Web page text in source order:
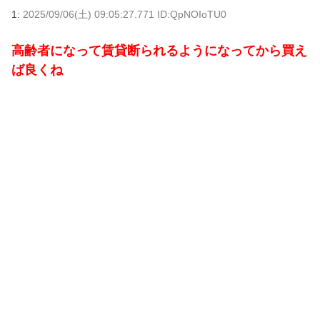
1: 2025/09/06(土) 09:05:27.771 ID:QpNOIoTU0
高齢者になって賃貸断られるようになってから買え
ば良くね